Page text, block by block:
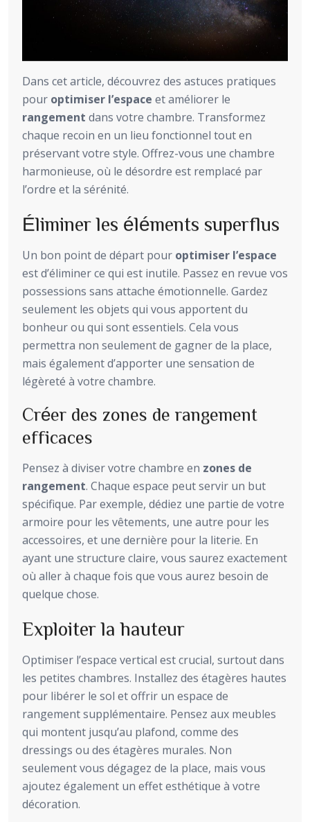
Dans cet article, découvrez des astuces pratiques
pour optimiser l’espace et améliorer le
rangement dans votre chambre. Transformez
chaque recoin en un lieu fonctionnel tout en
préservant votre style. Offrez-vous une chambre
harmonieuse, où le désordre est remplacé par
l’ordre et la sérénité.
Éliminer les éléments superflus
Un bon point de départ pour optimiser l’espace
est d’éliminer ce qui est inutile. Passez en revue vos
possessions sans attache émotionnelle. Gardez
seulement les objets qui vous apportent du
bonheur ou qui sont essentiels. Cela vous
permettra non seulement de gagner de la place,
mais également d’apporter une sensation de
légèreté à votre chambre.
Créer des zones de rangement
efficaces
Pensez à diviser votre chambre en zones de
rangement. Chaque espace peut servir un but
spécifique. Par exemple, dédiez une partie de votre
armoire pour les vêtements, une autre pour les
accessoires, et une dernière pour la literie. En
ayant une structure claire, vous saurez exactement
où aller à chaque fois que vous aurez besoin de
quelque chose.
Exploiter la hauteur
Optimiser l’espace vertical est crucial, surtout dans
les petites chambres. Installez des étagères hautes
pour libérer le sol et offrir un espace de
rangement supplémentaire. Pensez aux meubles
qui montent jusqu’au plafond, comme des
dressings ou des étagères murales. Non
seulement vous dégagez de la place, mais vous
ajoutez également un effet esthétique à votre
décoration.